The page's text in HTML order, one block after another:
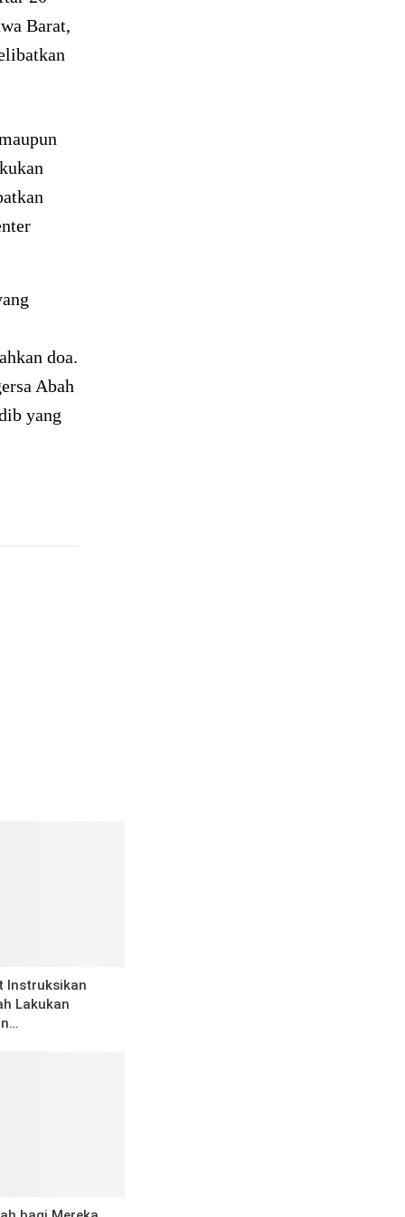
Barat,
doa.
Abah
yang
Instruksikan
Lakukan